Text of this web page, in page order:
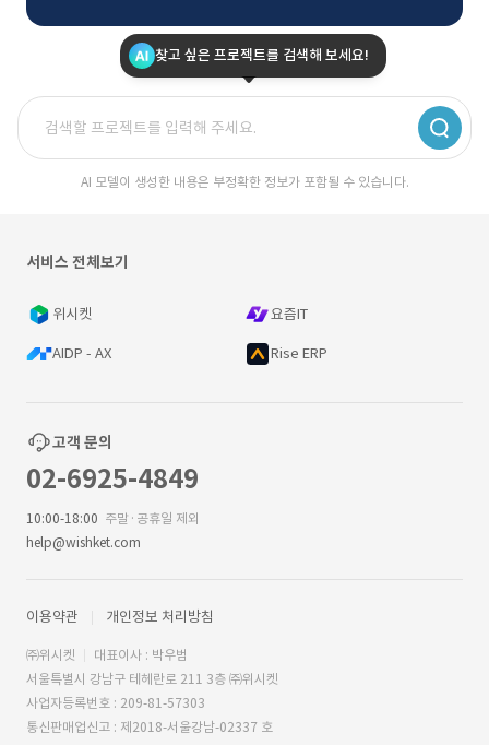
찾고 싶은 프로젝트를 검색해 보세요!
AI 모델이 생성한 내용은 부정확한 정보가 포함될 수 있습니다.
서비스 전체보기
위시켓 요즘IT
AIDP - AX Rise ERP
고객 문의
02-6925-4849
10:00-18:00 주말·공휴일 제외
help@wishket.com
이용약관 개인정보 처리방침
㈜위시켓
대표이사 : 박우범
서울특별시 강남구 테헤란로 211 3층 ㈜위시켓
사업자등록번호 : 209-81-57303
통신판매업신고 : 제2018-서울강남-02337 호